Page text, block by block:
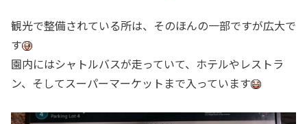
観光で整備されている所は、そのほんの一部ですが広大で
す
園内にはシャトルバスが走っていて、ホテルやレストラ
ン、そしてスーパーマーケットまで入っています